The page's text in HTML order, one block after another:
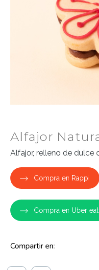
Alfajor
Alfajor, relleno de dulce
Compra en Rappi
Compra en Uber
Compartir en: